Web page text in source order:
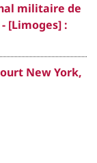
militaire de
[Limoges] :
New York,